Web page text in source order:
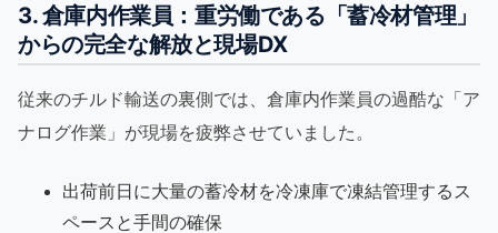
3. 倉庫内作業員：重労働である「蓄冷材管理」
からの完全な解放と現場DX
従来のチルド輸送の裏側では、倉庫内作業員の過酷な「ア
ナログ作業」が現場を疲弊させていました。
出荷前日に大量の蓄冷材を冷凍庫で凍結管理するス
ペースと手間の確保